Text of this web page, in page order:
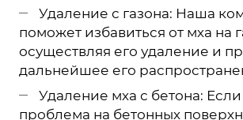
Удаление с газона: Наша
поможет избавиться от мха на
осуществляя его удаление и
дальнейшее его
Удаление мха с бетона: Если
проблема на бетонных